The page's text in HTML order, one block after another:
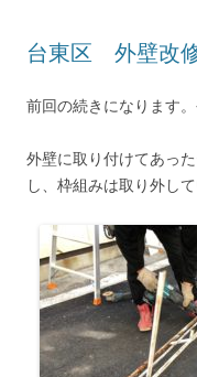
台東区 外壁改
前回の続きになります
外壁に取り付けてあっ
し、枠組みは取り外して